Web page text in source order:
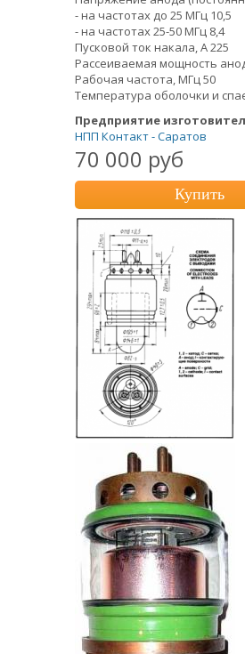
- на частотах до 25 МГц 10,5
- на частотах 25-50 МГц 8,4
Пусковой ток накала, А 225
Рассеиваемая мощность
Рабочая частота, МГц 50
Температура оболочки и
Предприятие
НПП Контакт - Саратов
70 000 руб
Купить